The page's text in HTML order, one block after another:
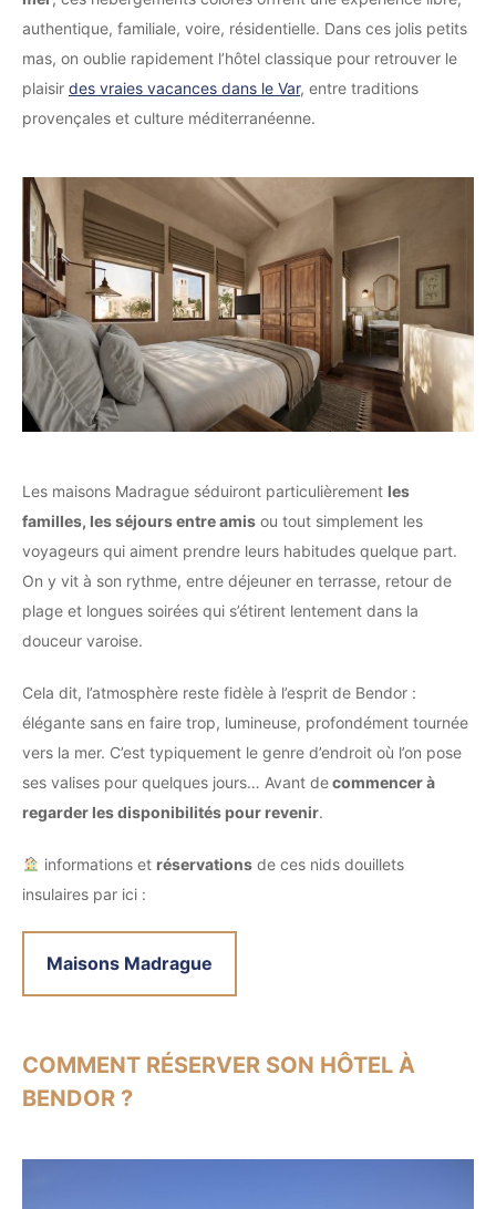
authentique, familiale, voire, résidentielle. Dans ces jolis petits
mas, on oublie rapidement l’hôtel classique pour retrouver le
plaisir des vraies vacances dans le Var, entre traditions
provençales et culture méditerranéenne.
Les maisons Madrague séduiront particulièrement les
familles, les séjours entre amis ou tout simplement les
voyageurs qui aiment prendre leurs habitudes quelque part.
On y vit à son rythme, entre déjeuner en terrasse, retour de
plage et longues soirées qui s’étirent lentement dans la
douceur varoise.
Cela dit, l’atmosphère reste fidèle à l’esprit de Bendor :
élégante sans en faire trop, lumineuse, profondément tournée
vers la mer. C’est typiquement le genre d’endroit où l’on pose
ses valises pour quelques jours… Avant decommencer à
regarder les disponibilités pour revenir.
informations et réservationsde ces nids douillets
insulaires par ici :
Maisons Madrague
COMMENT RÉSERVER SON HÔTEL À
BENDOR ?